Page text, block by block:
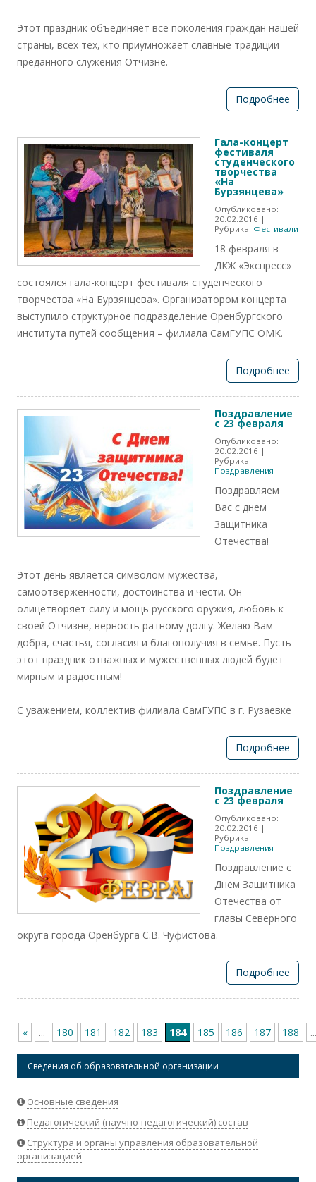
Этот праздник объединяет все поколения граждан нашей
страны, всех тех, кто приумножает славные традиции
преданного служения Отчизне.
Подробнее
Гала-концерт
фестиваля
студенческого
творчества
«На
Бурзянцева»
Опубликовано:
20.02.2016 |
Рубрика: Фестивали
18 февраля в
ДКЖ «Экспресс»
состоялся гала-концерт фестиваля студенческого
творчества «На Бурзянцева». Организатором концерта
выступило структурное подразделение Оренбургского
института путей сообщения – филиала СамГУПС ОМК.
Подробнее
Поздравление
с 23 февраля
Опубликовано:
20.02.2016 |
Рубрика:
Поздравления
Поздравляем
Вас с днем
Защитника
Отечества!
Этот день является символом мужества,
самоотверженности, достоинства и чести. Он
олицетворяет силу и мощь русского оружия, любовь к
своей Отчизне, верность ратному долгу. Желаю Вам
добра, счастья, согласия и благополучия в семье. Пусть
этот праздник отважных и мужественных людей будет
мирным и радостным!
С уважением, коллектив филиала СамГУПС в г. Рузаевке
Подробнее
Поздравление
с 23 февраля
Опубликовано:
20.02.2016 |
Рубрика:
Поздравления
Поздравление с
Днём Защитника
Отечества от
главы Северного
округа города Оренбурга С.В. Чуфистова.
Подробнее
« ... 180 181 182 183 184 185 186 187 188 ...
Сведения об образовательной организации
Основные сведения
Педагогический (научно-педагогический) состав
Структура и органы управления образовательной
организацией